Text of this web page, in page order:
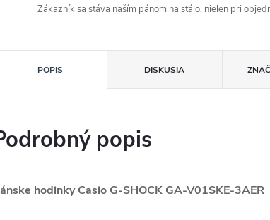
Zákazník sa stáva naším pánom na stálo, nielen pri
POPIS DISKUSIA
popis
hodinky Casio G-SHOCK GA-V01SKE-3AER